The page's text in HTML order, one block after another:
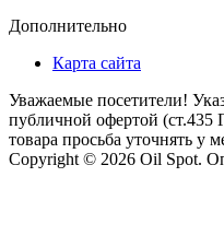
Дополнительно
Карта сайта
Уважаемые посетители!
публичной офертой
товара просьба уточнять у
Copyright © 2026 Oil Spot.